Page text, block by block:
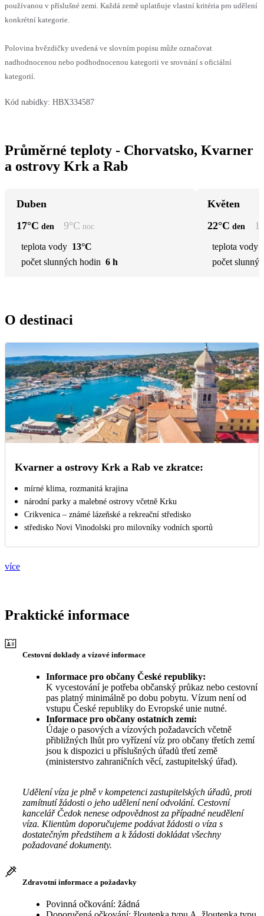
používanou v příslušné zemi. Každá země uplatňuje vlastní kritéria pro udělení
konkrétní kategorie.
Polovina hvězdičky uvedená ve slovním popisu může označovat
nadhodnocenou nebo podhodnocenou kategorii ve srovnání s oficiální
kategorií.
Kód nabídky: HBX334587
Průměrné teploty - Chorvatsko, Kvarner
a ostrovy Krk a Rab
Duben
17°C den 9°C noc
teplota vody 13°C
počet slunných hodin 6 h
Květen
22°C den
teplota vody
počet
O destinaci
Kvarner a ostrovy Krk a Rab ve zkratce:
mírné klima, rozmanitá krajina
národní parky a malebné ostrovy včetně Krku
Crikvenica – známé lázeňské a rekreační středisko
středisko Novi Vinodolski pro milovníky vodních sportů
více
Praktické informace
Cestovní doklady a vízové informace
Informace pro občany České republiky:
K vycestování je potřeba občanský průkaz nebo cestovní
pas platný minimálně po dobu pobytu. Vízum není od
vstupu České republiky do Evropské unie nutné.
Informace pro občany ostatních zemí:
Údaje o pasových a vízových požadavcích včetně
přibližných lhůt pro vyřízení víz pro občany třetích zemí
jsou k dispozici u příslušných úřadů třetí země
(ministerstvo zahraničních věcí, zastupitelský úřad).
Udělení víza je plně v kompetenci zastupitelských úřadů, proti
zamítnutí žádosti o jeho udělení není odvolání. Cestovní
kancelář Čedok nenese odpovědnost za případné neudělení
víza. Klientům doporučujeme podávat žádosti o víza s
dostatečným předstihem a k žádosti dokládat všechny
požadované dokumenty.
Zdravotní informace a požadavky
Povinná očkování: žádná